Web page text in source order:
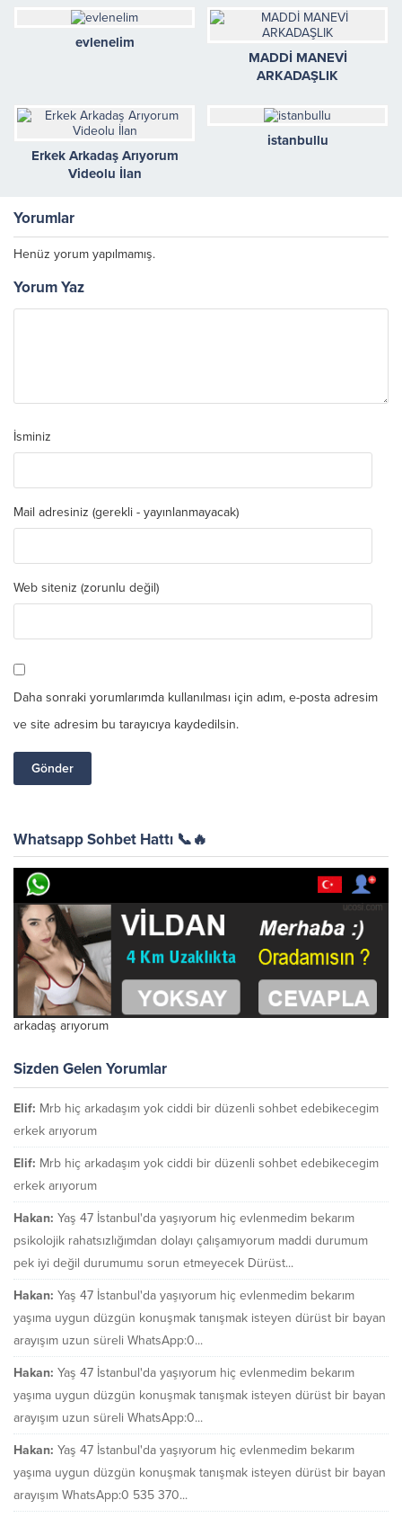
evlenelim
MADDİ MANEVİ
ARKADAŞLIK
Erkek Arkadaş Arıyorum
Videolu İlan
istanbullu
Yorumlar
Henüz yorum yapılmamış.
Yorum Yaz
İsminiz
Mail adresiniz (gerekli - yayınlanmayacak)
Web siteniz (zorunlu değil)
Daha sonraki yorumlarımda kullanılması için adım, e-posta adresim
ve site adresim bu tarayıcıya kaydedilsin.
Whatsapp Sohbet Hattı 📞🔥
arkadaş arıyorum
Sizden Gelen Yorumlar
Elif: Mrb hiç arkadaşım yok ciddi bir düzenli sohbet edebikecegim
erkek arıyorum
Elif: Mrb hiç arkadaşım yok ciddi bir düzenli sohbet edebikecegim
erkek arıyorum
Hakan: Yaş 47 İstanbul'da yaşıyorum hiç evlenmedim bekarım
psikolojik rahatsızlığımdan dolayı çalışamıyorum maddi durumum
pek iyi değil durumumu sorun etmeyecek Dürüst...
Hakan: Yaş 47 İstanbul'da yaşıyorum hiç evlenmedim bekarım
yaşıma uygun düzgün konuşmak tanışmak isteyen dürüst bir bayan
arayışım uzun süreli WhatsApp:0...
Hakan: Yaş 47 İstanbul'da yaşıyorum hiç evlenmedim bekarım
yaşıma uygun düzgün konuşmak tanışmak isteyen dürüst bir bayan
arayışım uzun süreli WhatsApp:0...
Hakan: Yaş 47 İstanbul'da yaşıyorum hiç evlenmedim bekarım
yaşıma uygun düzgün konuşmak tanışmak isteyen dürüst bir bayan
arayışım WhatsApp:0 535 370...